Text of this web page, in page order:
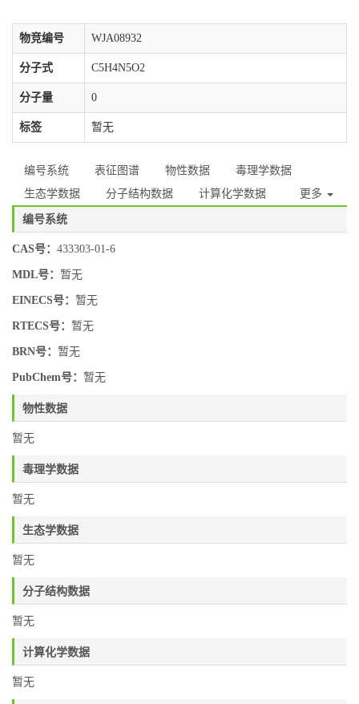
物竞编号 WJA08932
分子式 C5H4N5O2
分子量 0
标签 暂无
编号系统 表征图谱 物性数据
毒理学数据
生态学数据
分子结构数据 计算化学数据 更多
编号系统
CAS号： 433303-01-6
MDL号： 暂无
EINECS号： 暂无
RTECS号： 暂无
BRN号： 暂无
PubChem号： 暂无
物性数据
暂无
毒理学数据
暂无
生态学数据
暂无
分子结构数据
暂无
计算化学数据
暂无